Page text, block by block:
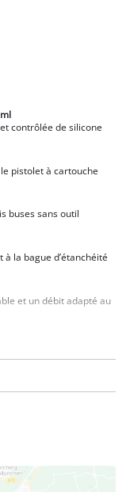
contrôlée de silicone
pistolet à cartouche
buses sans outil
la bague d’étanchéité
et un débit adapté au